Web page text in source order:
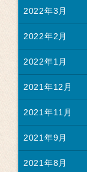
2022年3月
2022年2月
2022年1月
2021年12月
2021年11月
2021年9月
2021年8月